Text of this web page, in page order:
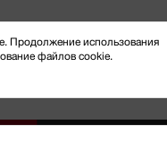
Продолжение использования
файлов cookie.